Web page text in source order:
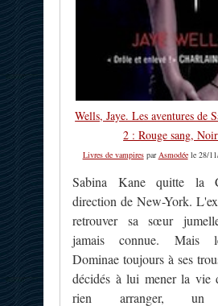
Wells, Jaye. Les aventures de
2 : Rouge sang,
Livres de vampiresparAsmodéele 28/
Sabina Kane quitte la
direction de New-York.
retrouver sa sœur
jamais connue. Mais
Dominae toujours à ses
décidés à lui mener la vie
rien arranger, un